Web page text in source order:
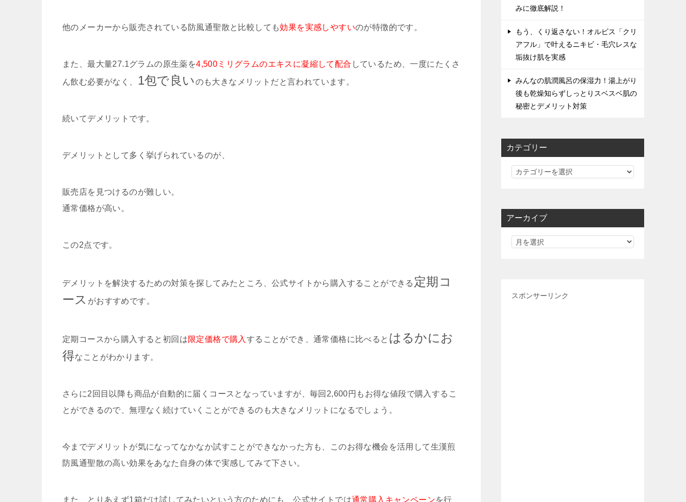
他のメーカーから販売されている防風通聖散と比較しても効果を実感しやすいのが特徴的です。
また、最大量27.1グラムの原生薬を4,500ミリグラムのエキスに凝縮して配合 しているため、一度にたくさ
ん飲む必要がなく、 1包で良いのも大きなメリットだと言われています。
続いてデメリットです。
デメリットとして多く挙げられているのが、
販売店を見つけるのが難しい。
通常価格が高い。
この2点です。
デメリットを解決するための対策を探してみたところ、公式サイトから購入することができる 定期コ
ース がおすすめです。
定期コースから購入すると初回は限定価格で購入 することができ、通常価格に比べると はるかにお
得なことがわかります。
さらに2回目以降も商品が自動的に届くコースとなっていますが、毎回2,600円もお得な値段で購入するこ
とができるので、無理なく続けていくことができるのも大きなメリットになるでしょう。
今までデメリットが気になってなかなか試すことができなかった方も、このお得な機会を活用して生漢煎
防風通聖散の高い効果をあなた自身の体で実感してみて下さい。
また、とりあえず1箱だけ試してみたいという方のためにも、公式サイトでは通常購入キャンペーンを行
みに徹底解説！
もう、くり返さない！オルビス「クリ
アフル」で叶えるニキビ・毛穴レスな
垢抜け肌を実感
みんなの肌潤風呂の保湿力！湯上がり
後も乾燥知らずしっとりスベスベ肌の
秘密とデメリット対策
カテゴリー
カ
リ
アーカイブ
スポンサーリンク